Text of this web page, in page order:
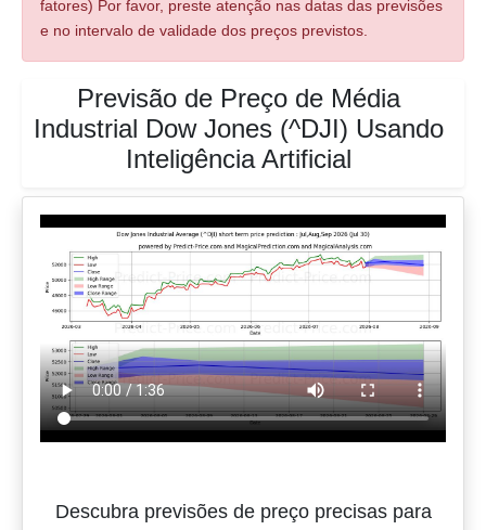
fatores) Por favor, preste atenção nas datas das previsões
e no intervalo de validade dos preços previstos.
Previsão de Preço de Média
Industrial Dow Jones (^DJI) Usando
Inteligência Artificial
Descubra previsões de preço precisas para